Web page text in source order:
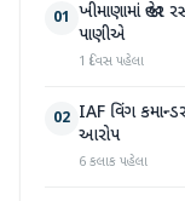
01 ખીમાણામાં
પાણીએ
1 દિવસ પહેલા
02 IAF વિંગ
આરોપ
6 કલાક પહેલા